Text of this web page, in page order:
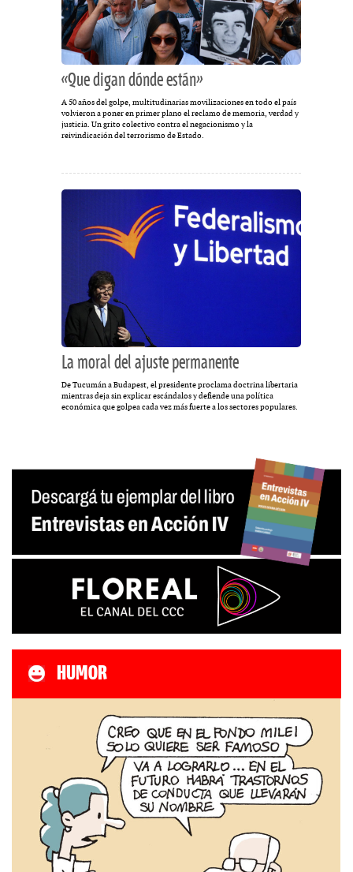
«Que digan dónde están»
A 50 años del golpe, multitudinarias movilizaciones en todo el país
volvieron a poner en primer plano el reclamo de memoria, verdad y
justicia. Un grito colectivo contra el negacionismo y la
reivindicación del terrorismo de Estado.
La moral del ajuste permanente
De Tucumán a Budapest, el presidente proclama doctrina libertaria
mientras deja sin explicar escándalos y defiende una política
económica que golpea cada vez más fuerte a los sectores populares.
HUMOR